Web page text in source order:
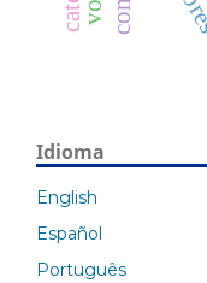
Idioma
English
Español
Português